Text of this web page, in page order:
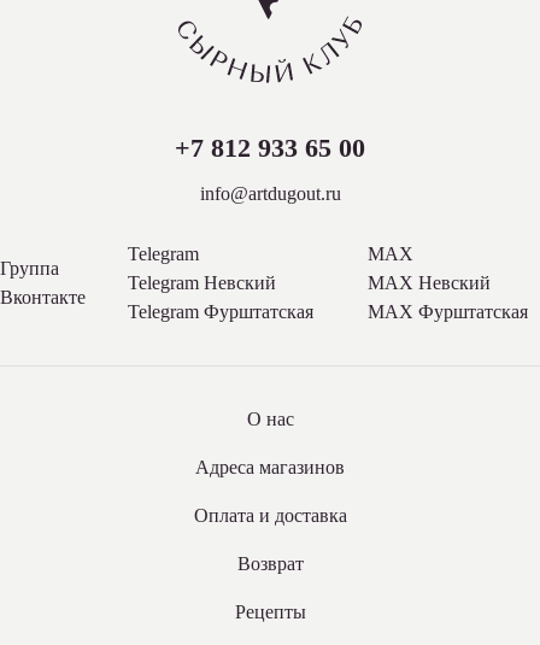
+7 812 933 65 00
info@artdugout.ru
Группа
Вконтакте
Telegram
Telegram Невский
Telegram Фурштатская
MAX
MAX Невский
MAX Фурштатская
О нас
Адреса магазинов
Оплата и доставка
Возврат
Рецепты